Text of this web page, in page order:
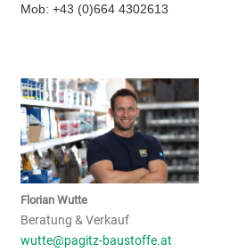
Mob: +43 (0)664 4302613
Florian Wutte
Beratung & Verkauf
wutte@pagitz-baustoffe.at